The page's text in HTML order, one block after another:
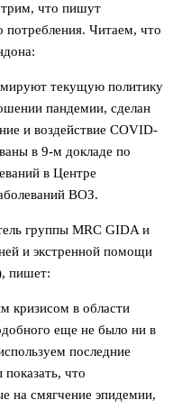
что пишут
потребления. Читаем, что
текущую политику
пандемии, сделан
и воздействие COVID-
в 9-м докладе по
в Центре
ВОЗ.
группы MRC GIDA и
и экстренной помощи
пишет:
кризисом в области
еще не было ни в
последние
что
на смягчение эпидемии,